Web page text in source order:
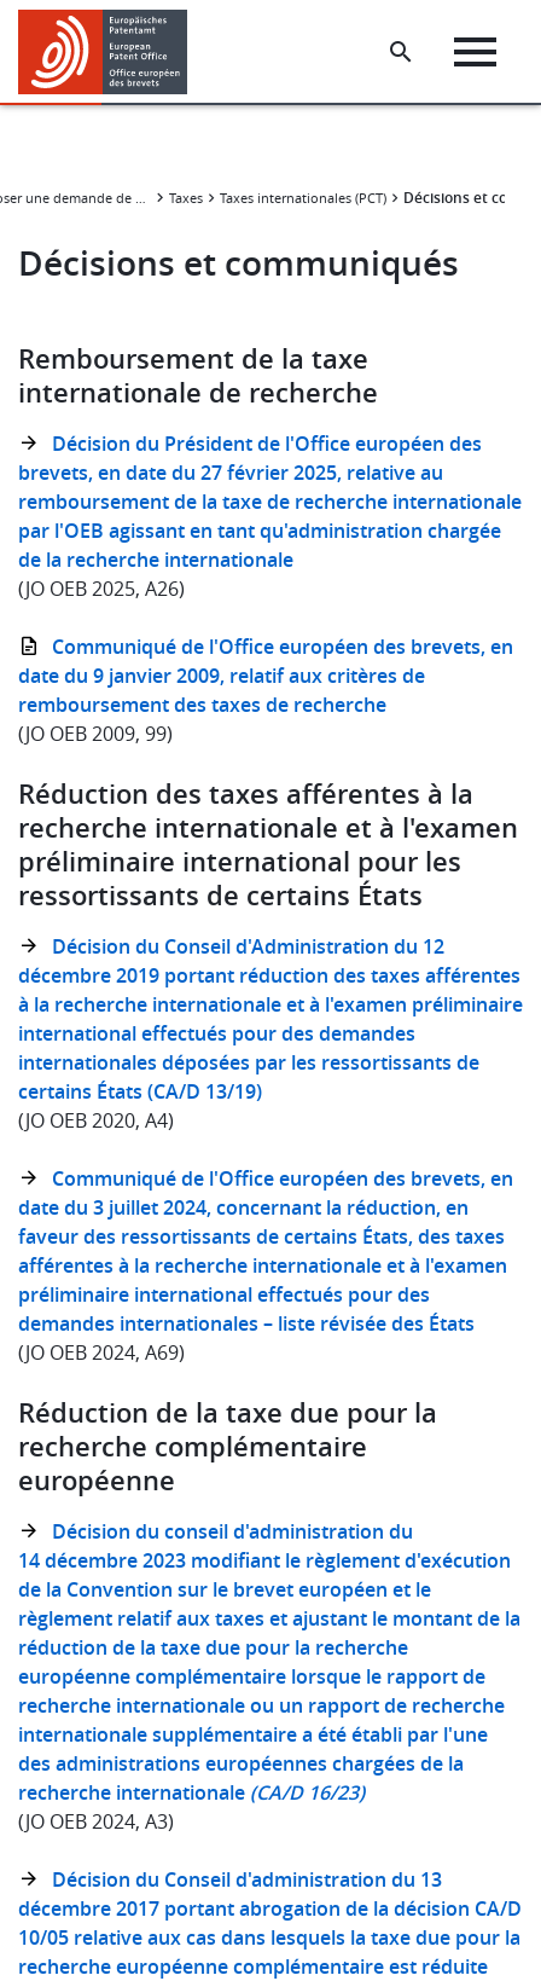
Skip
main
content
Skip
footer
Déposer une demande de brevet Taxes Taxes internationales (PCT) Décisions et
Décisions et communiqués
Remboursement de la taxe
internationale de recherche
Décision du Président de l'Office européen des
brevets, en date du 27 février 2025, relative au
remboursement de la taxe de recherche internationale
par l'OEB agissant en tant qu'administration chargée
de la recherche internationale
(JO OEB 2025, A26)
Communiqué de l'Office européen des brevets, en
date du 9 janvier 2009, relatif aux critères de
remboursement des taxes de recherche
(JO OEB 2009, 99)
Réduction des taxes afférentes à la
recherche internationale et à l'examen
préliminaire international pour les
ressortissants de certains États
Décision du Conseil d'Administration du 12
décembre 2019 portant réduction des taxes afférentes
à la recherche internationale et à l'examen préliminaire
international effectués pour des demandes
internationales déposées par les ressortissants de
certains États (CA/D 13/19)
(JO OEB 2020, A4)
Communiqué de l'Office européen des brevets, en
date du 3 juillet 2024, concernant la réduction, en
faveur des ressortissants de certains États, des taxes
afférentes à la recherche internationale et à l'examen
préliminaire international effectués pour des
demandes internationales – liste révisée des États
(JO OEB 2024, A69)
Réduction de la taxe due pour la
recherche complémentaire
européenne
Décision du conseil d'administration du
14 décembre 2023 modifiant le règlement d'exécution
de la Convention sur le brevet européen et le
règlement relatif aux taxes et ajustant le montant de la
réduction de la taxe due pour la recherche
européenne complémentaire lorsque le rapport de
recherche internationale ou un rapport de recherche
internationale supplémentaire a été établi par l'une
des administrations européennes chargées de la
recherche internationale (CA/ D 16/23)
(JO OEB 2024, A3)
Décision du Conseil d'administration du 13
décembre 2017 portant abrogation de la décision CA/D
10/05 relative aux cas dans lesquels la taxe due pour la
recherche européenne complémentaire est réduite